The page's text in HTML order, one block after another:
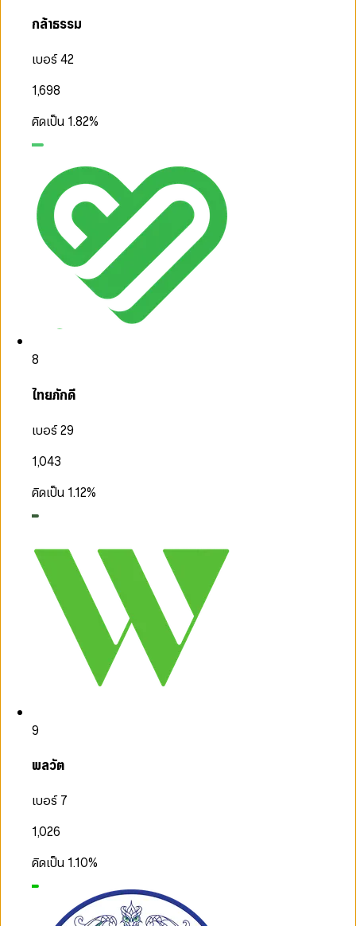
กล้าธรรม
เบอร์ 42
1,698
คิดเป็น 1.82%
8
ไทยภักดี
เบอร์ 29
1,043
คิดเป็น 1.12%
9
พลวัต
เบอร์ 7
1,026
คิดเป็น 1.10%